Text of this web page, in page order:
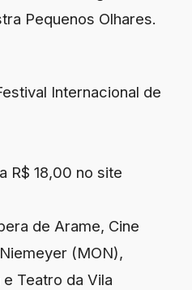
Pequenos Olhares.
Internacional de
R$ 18,00 no site
de Arame, Cine
(MON),
Teatro da Vila